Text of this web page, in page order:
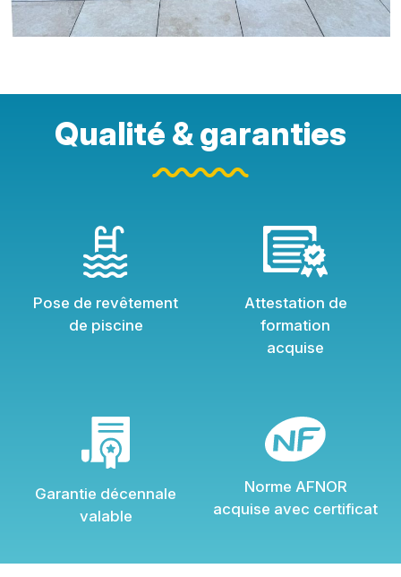
Qualité & garanties
Pose de revêtement
de piscine
Attestation de
formation
acquise
Garantie décennale
valable
Norme AFNOR
acquise avec certificat